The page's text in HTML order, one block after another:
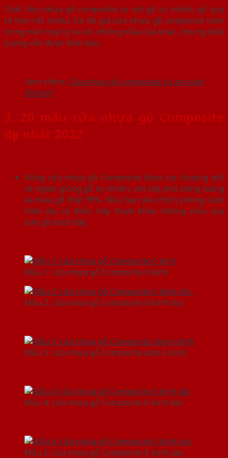
Chất liệu nhựa gỗ composite so với gỗ tự nhiên, gỗ quý
rẻ hơn rất nhiều. Do đó giá cửa nhựa gỗ composite luôn
trong mức hợp lý so với những mẫu cửa khác, nhưng chất
lượng vẫn được đảm bảo.
Xem thêm: Cửa nhựa gỗ composite có an toàn
không?
3. 20 mẫu cửa nhựa gỗ Composite
đẹp nhất 2022
Dòng cửa nhựa gỗ Composite được ưa chuộng bởi
vẻ ngoài giống gỗ tự nhiên, với lớp phủ bóng loáng
và màu gỗ thật 99%. Nếu bạn yêu thích phong cách
hiện đại cổ điển, hãy tham khảo những mẫu cửa
sơn gỗ dưới đây.
Mẫu 1: cửa nhựa gỗ Composite ô kính
Mẫu 2: cửa nhựa gỗ Composite ô kính dọc
Mẫu 3: cửa nhựa gỗ Composite xám ô kính
Mẫu 4: cửa nhựa gỗ Composite ô kính dài
Mẫu 5: cửa nhựa gỗ Composite ô kính cao